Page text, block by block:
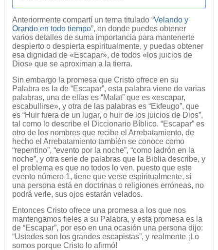
Anteriormente compartí un tema titulado “Velando y
Orando en todo tiempo”, en donde puedes obtener
varios detalles de suma importancia para mantenerte
despierto o despierta espiritualmente, y puedas obtener
esa dignidad de «Escapar», de todos «los juicios de
Dios» que se aproximan a la tierra.
Sin embargo la promesa que Cristo ofrece en su
Palabra es la de “Escapar”, esta palabra viene de varias
palabras, una de ellas es “Malat” que es «escapar,
escabullirse», y otra de las palabras es “Ekfeugo”, que
es “Huir fuera de un lugar, o huir de los juicios de Dios”,
tal como lo describe el Diccionario Bíblico. “Escapar” es
otro de los nombres que recibe el Arrebatamiento, de
hecho el Arrebatamiento también se conoce como
“repentino”, “evento por la noche”, “como ladrón en la
noche”, y otra serie de palabras que la Biblia describe, y
el problema es que no todos lo ven, puesto que este
evento número 1, tiene que verse espiritualmente, si
una persona está en doctrinas o religiones erróneas, no
podrá verle, sus ojos estarán velados.
Entonces Cristo ofrece una promesa a los que nos
mantengamos fieles a su Palabra, y esta promesa es la
de “Escapar”, por eso en una ocasión una persona dijo:
“Ustedes son los grandes escapistas”, y realmente ¡Lo
somos porque Cristo lo afirmó!